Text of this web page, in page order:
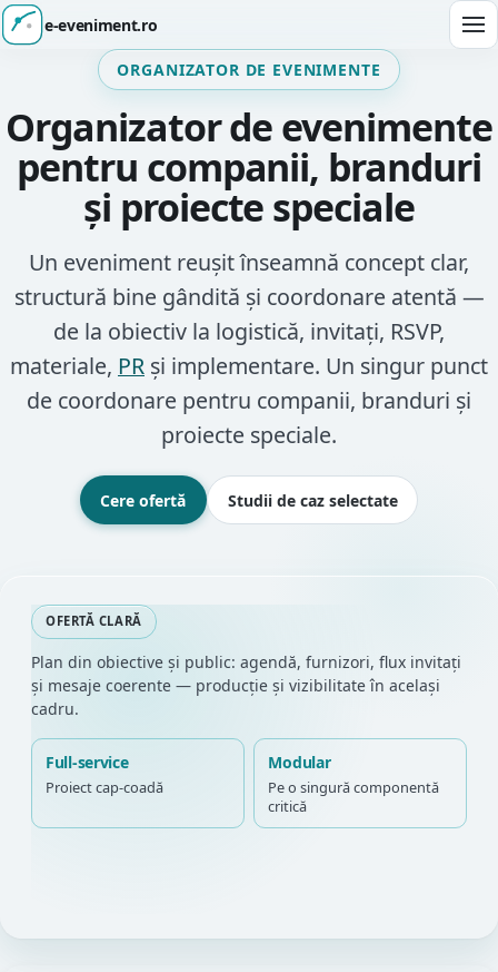
e-eveniment.ro
ORGANIZATOR DE EVENIMENTE
Organizator de evenimente
pentru companii, branduri
și proiecte speciale
Un eveniment reușit înseamnă concept clar,
structură bine gândită și coordonare atentă —
de la obiectiv la logistică, invitați, RSVP,
materiale, PR și implementare. Un singur punct
de coordonare pentru companii, branduri și
proiecte speciale.
Cere ofertă Studii de caz selectate
OFERTĂ CLARĂ
Plan din obiective și public: agendă, furnizori, flux invitați
și mesaje coerente — producție și vizibilitate în același
cadru.
Full-service
Proiect cap-coadă
Modular
Pe o singură componentă
critică